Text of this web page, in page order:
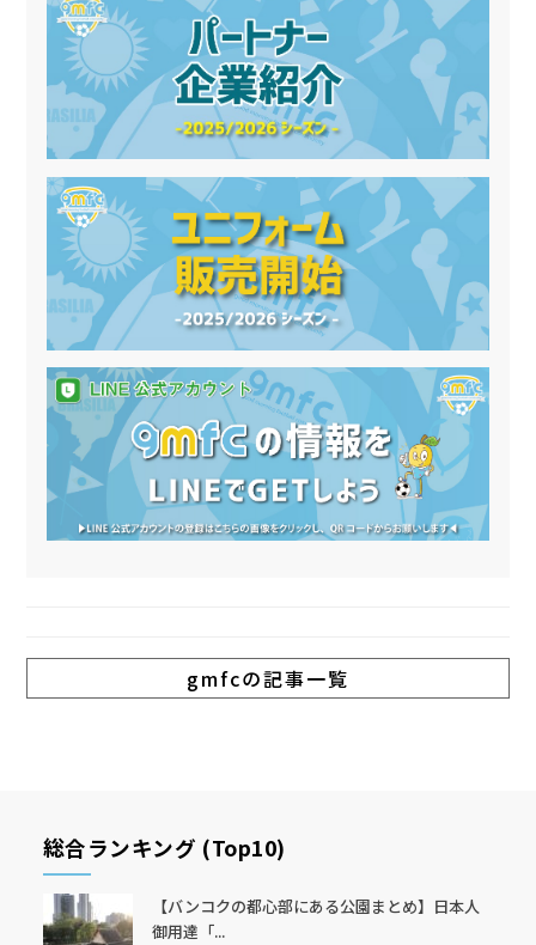
gmfcの記事一覧
総合ランキング (Top10)
【バンコクの都心部にある公園まとめ】日本人
御用達「...